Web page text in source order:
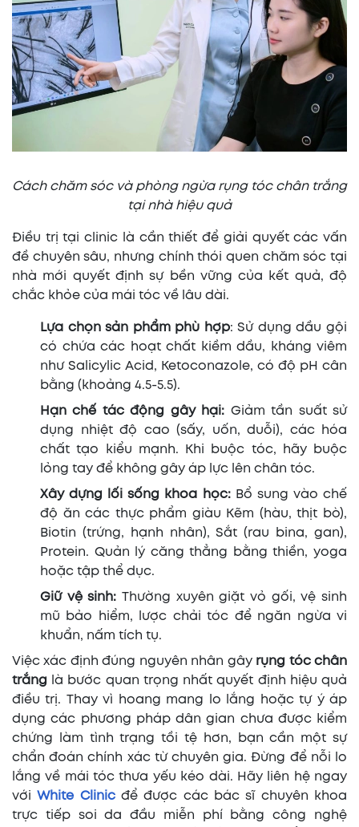
Cách chăm sóc và phòng ngừa rụng tóc chân trắng
tại nhà hiệu quả
Điều trị tại clinic là cần thiết để giải quyết các vấn
đề chuyên sâu, nhưng chính thói quen chăm sóc tại
nhà mới quyết định sự bền vững của kết quả, độ
chắc khỏe của mái tóc về lâu dài.
Lựa chọn sản phẩm phù hợp: Sử dụng dầu gội
có chứa các hoạt chất kiềm dầu, kháng viêm
như Salicylic Acid, Ketoconazole, có độ pH cân
bằng (khoảng 4.5-5.5).
Hạn chế tác động gây hại: Giảm tần suất sử
dụng nhiệt độ cao (sấy, uốn, duỗi), các hóa
chất tạo kiểu mạnh. Khi buộc tóc, hãy buộc
lỏng tay để không gây áp lực lên chân tóc.
Xây dựng lối sống khoa học:Bổ sung vào chế
độ ăn các thực phẩm giàu Kẽm (hàu, thịt bò),
Biotin (trứng, hạnh nhân), Sắt (rau bina, gan),
Protein. Quản lý căng thẳng bằng thiền, yoga
hoặc tập thể dục.
Giữ vệ sinh: Thường xuyên giặt vỏ gối, vệ sinh
mũ bảo hiểm, lược chải tóc để ngăn ngừa vi
khuẩn, nấm tích tụ.
Việc xác định đúng nguyên nhân gây rụng tóc chân
trắng
là bước quan trọng nhất quyết định hiệu quả
điều trị. Thay vì hoang mang lo lắng hoặc tự ý áp
dụng các phương pháp dân gian chưa được kiểm
chứng làm tình trạng tồi tệ hơn, bạn cần một sự
chẩn đoán chính xác từ chuyên gia. Đừng để nỗi lo
lắng về mái tóc thưa yếu kéo dài. Hãy liên hệ ngay
vớiWhite Clinicđể được các bác sĩ chuyên khoa
trực tiếp soi da đầu miễn phí bằng công nghệ